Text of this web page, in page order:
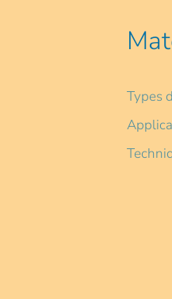
Types